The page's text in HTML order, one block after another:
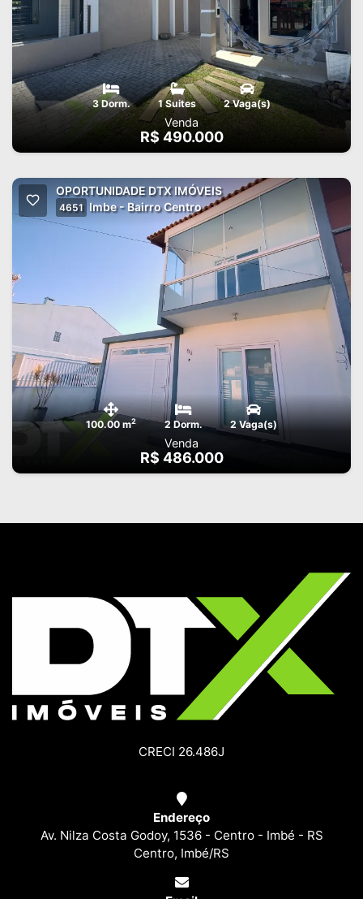
3 Dorm. 1 Suites 2 Vaga(s)
Venda
R$ 490.000
OPORTUNIDADE DTX IMÓVEIS
4651 Imbe - Bairro Centro
100.00 m2 2 Dorm. 2 Vaga(s)
Venda
R$ 486.000
CRECI 26.486J
Endereço
Av. Nilza Costa Godoy, 1536 - Centro - Imbé - RS
Centro, Imbé/RS